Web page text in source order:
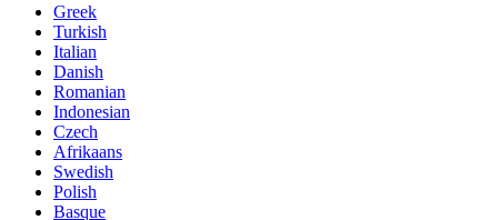
Greek
Turkish
Italian
Danish
Romanian
Indonesian
Czech
Afrikaans
Swedish
Polish
Basque